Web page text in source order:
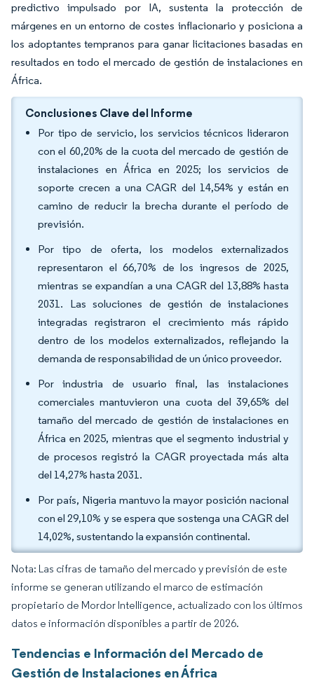
predictivo impulsado por IA, sustenta la protección de
márgenes en un entorno de costes inflacionario y posiciona a
los adoptantes tempranos para ganar licitaciones basadas en
resultados en todo el mercado de gestión de instalaciones en
África.
Conclusiones Clave del Informe
Por tipo de servicio, los servicios técnicos lideraron
con el 60,20% de la cuota del mercado de gestión de
instalaciones en África en 2025; los servicios de
soporte crecen a una CAGR del 14,54% y están en
camino de reducir la brecha durante el período de
previsión.
Por tipo de oferta, los modelos externalizados
representaron el 66,70% de los ingresos de 2025,
mientras se expandían a una CAGR del 13,88% hasta
2031. Las soluciones de gestión de instalaciones
integradas registraron el crecimiento más rápido
dentro de los modelos externalizados, reflejando la
demanda de responsabilidad de un único proveedor.
Por industria de usuario final, las instalaciones
comerciales mantuvieron una cuota del 39,65% del
tamaño del mercado de gestión de instalaciones en
África en 2025, mientras que el segmento industrial y
de procesos registró la CAGR proyectada más alta
del 14,27% hasta 2031.
Por país, Nigeria mantuvo la mayor posición nacional
con el 29,10% y se espera que sostenga una CAGR del
14,02%, sustentando la expansión continental.
Nota: Las cifras de tamaño del mercado y previsión de este
informe se generan utilizando el marco de estimación
propietario de Mordor Intelligence, actualizado con los últimos
datos e información disponibles a partir de 2026.
Tendencias e Información del Mercado de
Gestión de Instalaciones en África